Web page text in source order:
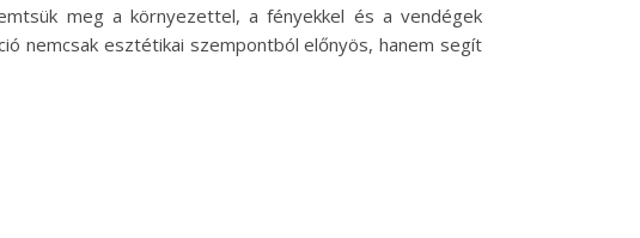
meg a környezettel, a fényekkel és a vendégek
nemcsak esztétikai szempontból előnyös, hanem segít